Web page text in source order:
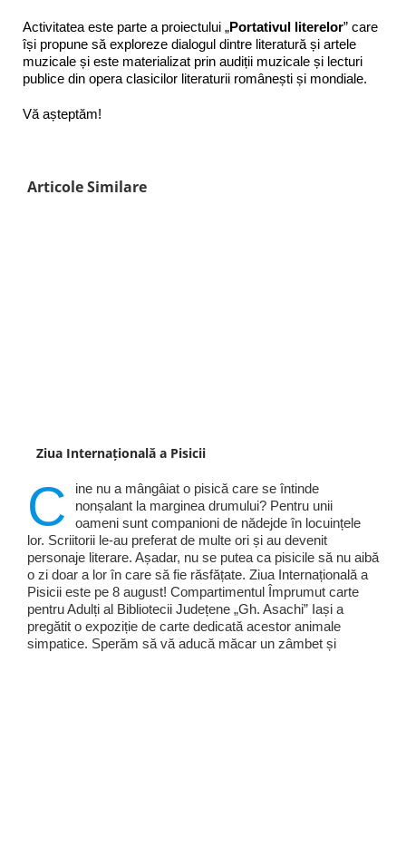
Activitatea este parte a proiectului „Portativul literelor” care
își propune să exploreze dialogul dintre literatură și artele
muzicale și este materializat prin audiții muzicale și lecturi
publice din opera clasicilor literaturii românești și mondiale.
Vă așteptăm!
Articole Similare
Ziua Internațională a Pisicii
C
ine nu a mângâiat o pisică care se întinde
nonșalant la marginea drumului? Pentru unii
oameni sunt companioni de nădejde în locuințele
lor. Scriitorii le-au preferat de multe ori și au devenit
personaje literare. Așadar, nu se putea ca pisicile să nu aibă
o zi doar a lor în care să fie răsfățate. Ziua Internațională a
Pisicii este pe 8 august! Compartimentul Împrumut carte
pentru Adulți al Bibliotecii Județene „Gh. Asachi” Iași a
pregătit o expoziție de carte dedicată acestor animale
simpatice. Sperăm să vă aducă măcar un zâmbet și